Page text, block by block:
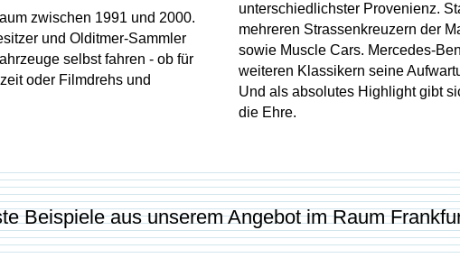
zwischen 1991 und 2000.
und Olditmer-Sammler
selbst fahren - ob für
oder Filmdrehs und
unterschiedlichster Provenienz.
mehreren Strassenkreuzern der
sowie Muscle Cars. Mercedes-
weiteren Klassikern seine
Und als absolutes Highlight gibt
die Ehre.
Beispiele aus unserem Angebot im Raum